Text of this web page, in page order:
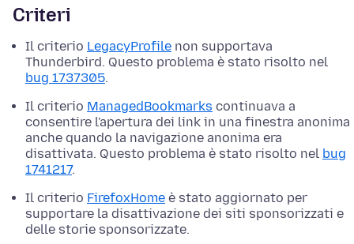
Criteri
Il criterio LegacyProfile non supportava
Thunderbird. Questo problema è stato risolto nel
bug 1737305.
Il criterio ManagedBookmarks continuava a
consentire l'apertura dei link in una finestra anonima
anche quando la navigazione anonima era
disattivata. Questo problema è stato risolto nel bug
1741217.
Il criterio FirefoxHome è stato aggiornato per
supportare la disattivazione dei siti sponsorizzati e
delle storie sponsorizzate.